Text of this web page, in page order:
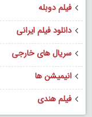
فیلم دوبله
دانلود فیلم ایرانی
سریال های خارجی
انیمیشن ها
فیلم هندی